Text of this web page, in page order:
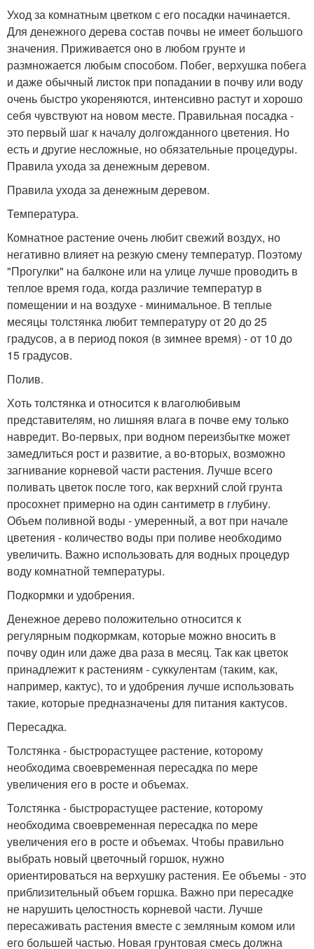
Уход за комнатным цветком с его посадки начинается.
Для денежного дерева состав почвы не имеет большого
значения. Приживается оно в любом грунте и
размножается любым способом. Побег, верхушка побега
и даже обычный листок при попадании в почву или воду
очень быстро укореняются, интенсивно растут и хорошо
себя чувствуют на новом месте. Правильная посадка -
это первый шаг к началу долгожданного цветения. Но
есть и другие несложные, но обязательные процедуры.
Правила ухода за денежным деревом.
Правила ухода за денежным деревом.
Температура.
Комнатное растение очень любит свежий воздух, но
негативно влияет на резкую смену температур. Поэтому
"Прогулки" на балконе или на улице лучше проводить в
теплое время года, когда различие температур в
помещении и на воздухе - минимальное. В теплые
месяцы толстянка любит температуру от 20 до 25
градусов, а в период покоя (в зимнее время) - от 10 до
15 градусов.
Полив.
Хоть толстянка и относится к влаголюбивым
представителям, но лишняя влага в почве ему только
навредит. Во-первых, при водном переизбытке может
замедлиться рост и развитие, а во-вторых, возможно
загнивание корневой части растения. Лучше всего
поливать цветок после того, как верхний слой грунта
просохнет примерно на один сантиметр в глубину.
Объем поливной воды - умеренный, а вот при начале
цветения - количество воды при поливе необходимо
увеличить. Важно использовать для водных процедур
воду комнатной температуры.
Подкормки и удобрения.
Денежное дерево положительно относится к
регулярным подкормкам, которые можно вносить в
почву один или даже два раза в месяц. Так как цветок
принадлежит к растениям - суккулентам (таким, как,
например, кактус), то и удобрения лучше использовать
такие, которые предназначены для питания кактусов.
Пересадка.
Толстянка - быстрорастущее растение, которому
необходима своевременная пересадка по мере
увеличения его в росте и объемах.
Толстянка - быстрорастущее растение, которому
необходима своевременная пересадка по мере
увеличения его в росте и объемах. Чтобы правильно
выбрать новый цветочный горшок, нужно
ориентироваться на верхушку растения. Ее объемы - это
приблизительный объем горшка. Важно при пересадке
не нарушить целостность корневой части. Лучше
пересаживать растения вместе с земляным комом или
его большей частью. Новая грунтовая смесь должна